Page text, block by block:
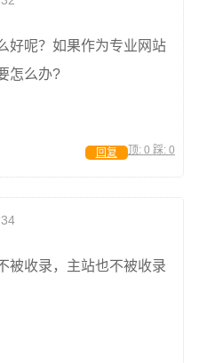
好呢？如果作为专业网站
怎么办?
顶: 0 踩: 0
回复
被收录，主站也不被收录